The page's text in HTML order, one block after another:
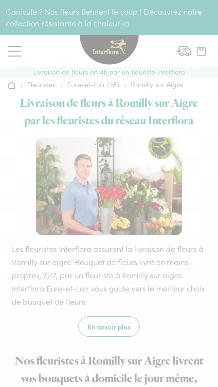
Canicule ? Nos fleurs tiennent le coup ! Découvrez notre
collection résistante à la chaleur ici
Livraison de fleurs en 4h par un fleuriste Interflora
Accueil
› Fleuristes › Eure-et-Loir (28) › Romilly sur Aigre
Livraison de fleurs à Romilly sur Aigre
par les fleuristes du réseau Interflora
Les fleuristes Interflora assurent la livraison de fleurs à
Romilly sur aigre. Bouquet de fleurs livré en mains
propres, 7j/7, par un fleuriste à Romilly sur aigre.
Interflora Eure-et-Loir vous guide vers le meilleur choix
de bouquet de fleurs.
En savoir plus
Nos fleuristes à Romilly sur Aigre livrent
vos bouquets à domicile le jour même,